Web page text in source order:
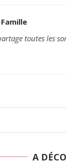
toutes les
A